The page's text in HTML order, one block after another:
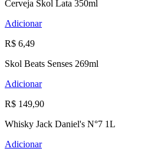
Cerveja Skol Lata 350ml
Adicionar
R$ 6,49
Skol Beats Senses 269ml
Adicionar
R$ 149,90
Whisky Jack Daniel's N°7 1L
Adicionar